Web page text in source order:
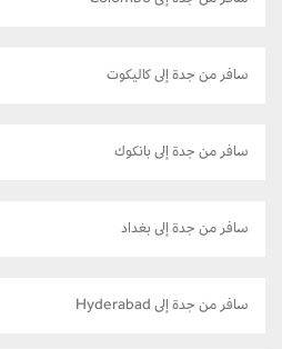
سافر من جدة إلى كاليكوت
سافر من جدة إلى بانكوك
سافر من جدة إلى بغداد
سافر من جدة إلى Hyderabad